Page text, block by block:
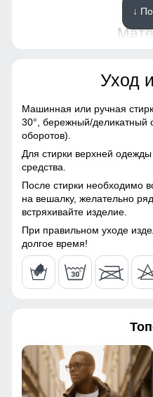
Это специальные
регулировки его объема и
Они помогают защитить от
комфорт и тепло.
Утеплённый
Надёжно защищает от
для зимней погоды, не
54
Материал подкладки
Материал подкладки
капюшона
Материал подкладки
воротника
Материал подкладки
кармана
Материал наполнителя
Плотность утеплителя (г/
кв.м)
↓
Уход
Машинная или ручная
30°, бережный/деликатный
оборотов).
Для стирки верхней
средства.
После стирки необходимо
на вешалку, желательно
встряхивайте изделие.
При правильном уходе
долгое время!